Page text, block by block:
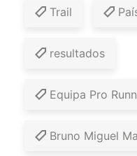
Trail
resultados
Equipa Pro
Bruno Miguel